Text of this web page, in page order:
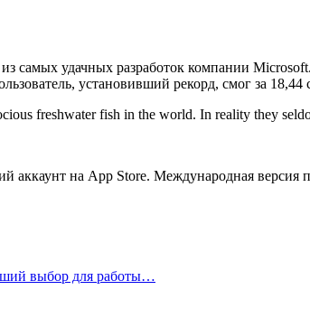
удачных разработок компании
установивший рекорд, смог за
freshwater fish in the world. In reality they
аккаунт на App Store. Международная
выбор для работы…